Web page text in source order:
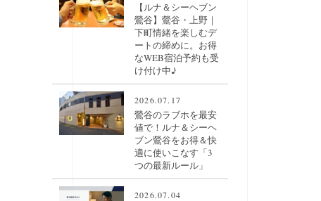
【ルナ＆シーヘブン
鶯谷】鶯谷・上野｜
下町情緒を楽しむデ
ートの締めに。お得
なWEB宿泊予約も受
け付け中♪
2026.07.17
鶯谷のラブホを最安
値で！ルナ＆シーヘ
ブン鶯谷をお得＆快
適に使いこなす「3
つの最新ルール」
2026.07.04